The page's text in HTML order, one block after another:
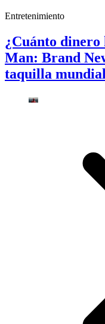
Entretenimiento
¿Cuánto dinero
Man: Brand
taquilla